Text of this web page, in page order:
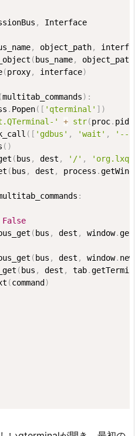
, Interface
, object_path,
( bus_name, object_path
(proxy, interface)
(multitab_commands) :
. Popen( [ 'qterminal' ] )
' + str(proc. pid
( [ 'gdbus' , 'wait' ,
'--
( )
( bus , dest , '/' ,
( bus , dest , process .
:
False
( bus , dest , window.
( bus , dest , window.
( bus , dest , tab.
(command )